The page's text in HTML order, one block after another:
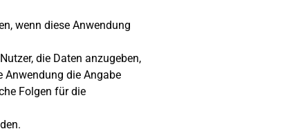
wenn diese Anwendung
die Daten anzugeben,
Anwendung die Angabe
Folgen für die